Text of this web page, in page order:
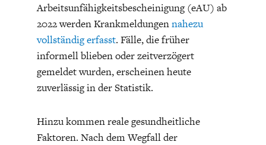
UNGLEICHHEIT UND
MACHT
EUROPA
Arbeitsunfähigkeitsbescheinigung (eAU) ab
2022 werden Krankmeldungennahezu
vollständig erfasst. Fälle, die früher
informell blieben oder zeitverzögert
gemeldet wurden, erscheinen heute
zuverlässig in der Statistik.
Hinzu kommen reale gesundheitliche
Faktoren. Nach dem Wegfall der